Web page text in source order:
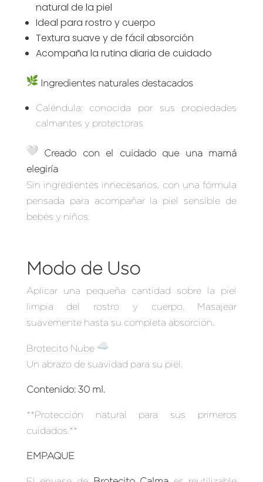
natural de la piel
Ideal para rostro y cuerpo
Textura suave y de fácil absorción
Acompaña la rutina diaria de cuidado
Ingredientes naturales destacados
Caléndula: conocida por sus propiedades
calmantes y protectoras
Creado con el cuidado que una mamá
elegiría
Sin ingredientes innecesarios, con una fórmula
pensada para acompañar la piel sensible de
bebés y niños.
Modo de Uso
Aplicar una pequeña cantidad sobre la piel
limpia del rostro y cuerpo. Masajear
suavemente hasta su completa absorción.
Brotecito Nube
Un abrazo de suavidad para su piel.
Contenido: 30 ml.
**Protección natural para sus primeros
cuidados.**
EMPAQUE